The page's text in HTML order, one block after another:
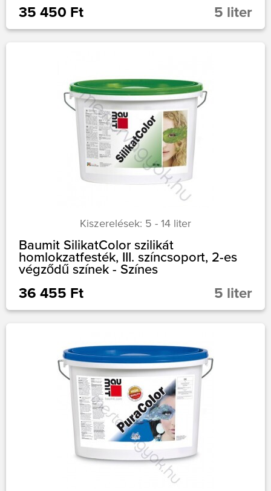
35 450 Ft 5 liter
Kiszerelések: 5 - 14 liter
Baumit SilikatColor szilikát
homlokzatfesték, III. színcsoport, 2-es
végződű színek - Színes
36 455 Ft 5 liter